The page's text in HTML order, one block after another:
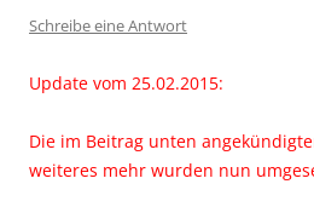
Schreibe eine Antwort
Update vom 25.02.2015:
Die im Beitrag unten
weiteres mehr wurden nun